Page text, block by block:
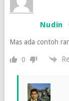
Nudin
Mas ada contoh
0